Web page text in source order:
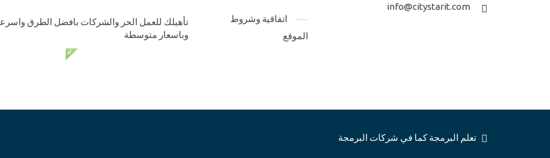
info@citystarit.com
اتفاقية وشروط
الموقع
تأهيلك للعمل الحر والشركات بافضل الطرق
وباسعار متوسطة
تعلم البرمجة كما في شركات البرمجة